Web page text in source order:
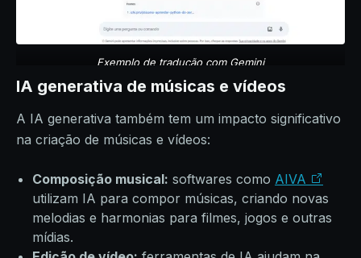
Exemplo de tradução com Gemini
IA generativa de músicas e vídeos
A IA generativa também tem um impacto significativo
na criação de músicas e vídeos:
Composição musical: softwares como AIVA
utilizam IA para compor músicas, criando novas
melodias e harmonias para filmes, jogos e outras
mídias.